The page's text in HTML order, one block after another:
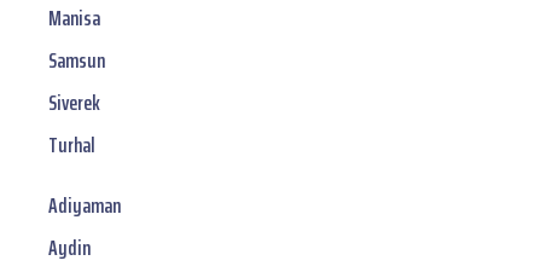
Manisa
Samsun
Siverek
Turhal
Adiyaman
Aydin